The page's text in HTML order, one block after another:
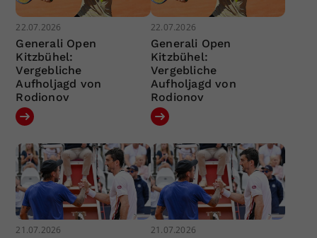
22.07.2026
Generali Open
Kitzbühel:
Vergebliche
Aufholjagd von
Rodionov
22.07.2026
Generali Open
Kitzbühel:
Vergebliche
Aufholjagd von
Rodionov
21.07.2026 21.07.2026